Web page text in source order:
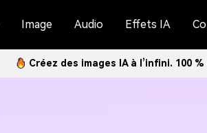
Image Audio Effets IA
Créez des images IA à l’infini. 100